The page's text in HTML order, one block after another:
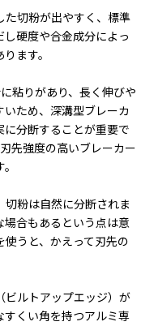
た切粉が出やすく、標準
硬度や合金成分によっ
ます。
粘りがあり、長く伸びや
ため、深溝型ブレーカ
分断することが重要で
先強度の高いブレーカー
粉は自然に分断されま
合もあるという点は意
うと、かえって刃先の
ビルトアップエッジ）が
くい角を持つアルミ専